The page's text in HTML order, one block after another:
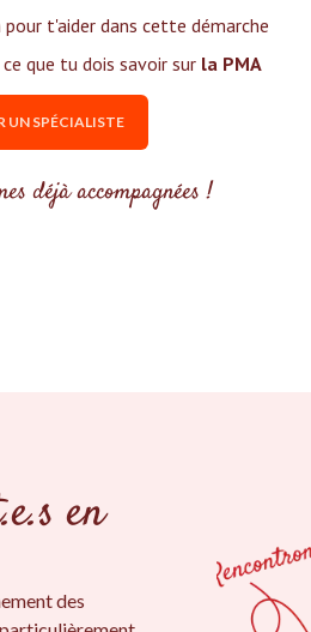
t'aider dans cette démarche
que tu dois savoir sur la PMA
UN SPÉCIALISTE
déjà accompagnées !
en
des